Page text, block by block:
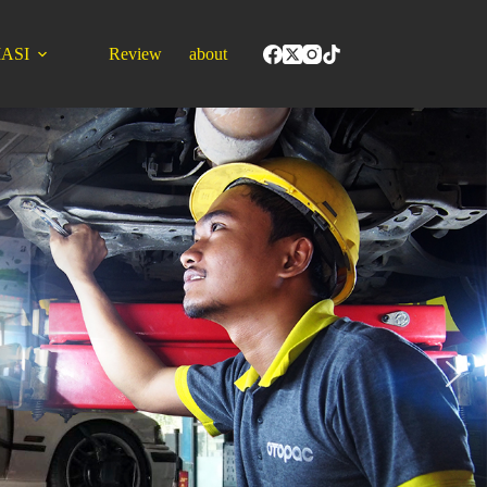
Review about